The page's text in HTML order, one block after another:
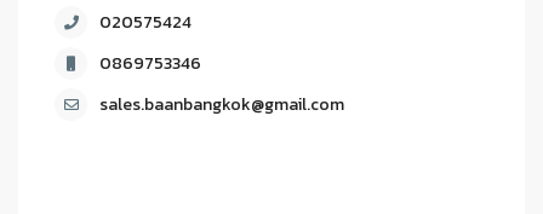
020575424
0869753346
sales.baanbangkok@gmail.com